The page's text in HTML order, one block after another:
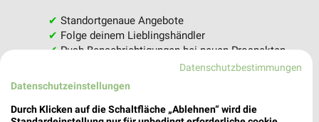
✔ Standortgenaue Angebote
✔ Folge deinem Lieblingshändler
✔Push-Benachrichtigungen bei neuen Prospekten
Einkaufsliste - Einkauf stressfrei planen
Datenschutzbestimmungen
Datenschutzeinstellungen
Durch Klicken auf die Schaltfläche „Ablehnen“ wird die